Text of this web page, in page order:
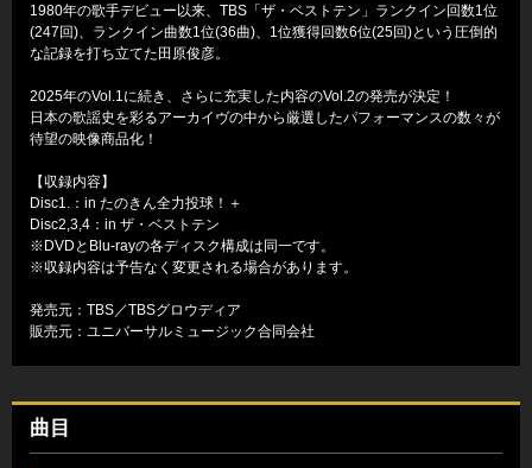
1980年の歌手デビュー以来、TBS「ザ・ベストテン」ランクイン回数1位
(247回)、ランクイン曲数1位(36曲)、1位獲得回数6位(25回)という圧倒的
な記録を打ち立てた田原俊彦。
2025年のVol.1に続き、さらに充実した内容のVol.2の発売が決定！
日本の歌謡史を彩るアーカイヴの中から厳選したパフォーマンスの数々が
待望の映像商品化！
【収録内容】
Disc1.：in たのきん全力投球！＋
Disc2,3,4：in ザ・ベストテン
※DVDとBlu-rayの各ディスク構成は同一です。
※収録内容は予告なく変更される場合があります。
発売元：TBS／TBSグロウディア
販売元：ユニバーサルミュージック合同会社
曲目